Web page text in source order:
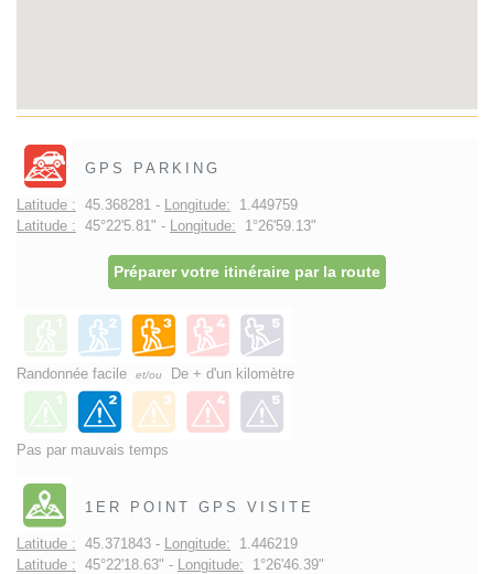
GPS PARKING
Latitude : 45.368281 - Longitude: 1.449759
Latitude : 45°22'5.81" - Longitude: 1°26'59.13"
Préparer votre itinéraire par la route
Randonnée facile et/ou De + d'un kilomètre
Pas par mauvais temps
1ER POINT GPS VISITE
Latitude : 45.371843 - Longitude: 1.446219
Latitude : 45°22'18.63" - Longitude: 1°26'46.39"